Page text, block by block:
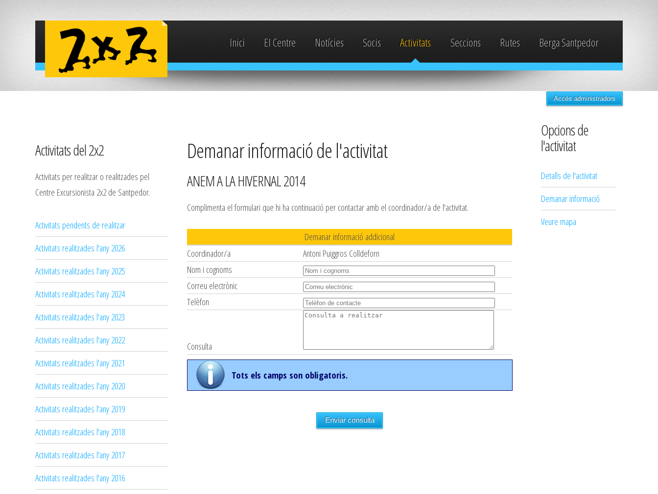
Inici El Centre Notícies Socis Activitats Seccions Rutes Berga Santpedor
Accés administradors
Activitats del 2x2
Activitats per realitzar o realitzades pel
Centre Excursionista 2x2 de Santpedor.
Activitats pendents de realitzar
Activitats realitzades l'any 2026
Activitats realitzades l'any 2025
Activitats realitzades l'any 2024
Activitats realitzades l'any 2023
Activitats realitzades l'any 2022
Activitats realitzades l'any 2021
Activitats realitzades l'any 2020
Activitats realitzades l'any 2019
Activitats realitzades l'any 2018
Activitats realitzades l'any 2017
Activitats realitzades l'any 2016
Demanar informació de l'activitat
ANEM A LA HIVERNAL 2014
Complimenta el formulari que hi ha continuació per contactar amb el coordinador/a de l'activitat.
Demanar informació addicional
Coordinador/a
Antoni Puiggros Colldeforn
Nom i cognoms
Correu electrònic
Telèfon
Consulta
Tots els camps son obligatoris.
Enviar consulta
Opcions de
l'activitat
Detalls de l'activitat
Demanar informació
Veure mapa